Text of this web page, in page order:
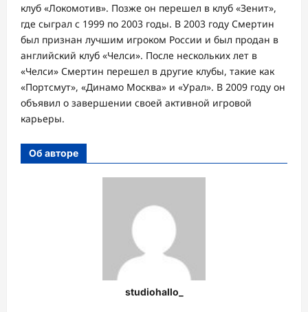
клуб «Локомотив». Позже он перешел в клуб «Зенит»,
где сыграл с 1999 по 2003 годы. В 2003 году Смертин
был признан лучшим игроком России и был продан в
английский клуб «Челси». После нескольких лет в
«Челси» Смертин перешел в другие клубы, такие как
«Портсмут», «Динамо Москва» и «Урал». В 2009 году он
объявил о завершении своей активной игровой
карьеры.
Об авторе
studiohallo_